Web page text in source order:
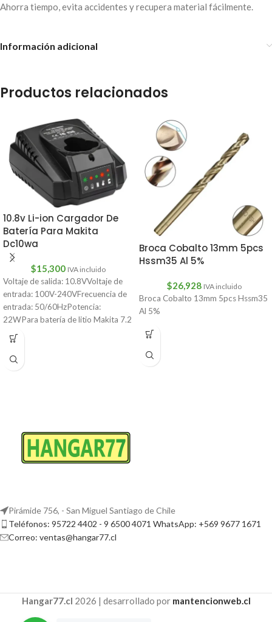
Ahorra tiempo, evita accidentes y recupera material fácilmente.
Información adicional
Productos relacionados
10.8v Li-ion Cargador De
Batería Para Makita
Dc10wa
$15,300 IVA incluido
Voltaje de salida: 10.8VVoltaje de
entrada: 100V-240VFrecuencia de
entrada: 50/60HzPotencia:
22WPara batería de litio Makita 7.2
V/10.8VCantidad: 1 ud.
Broca Cobalto 13mm 5pcs
Hssm35 Al 5%
$26,928 IVA incluido
Broca Cobalto 13mm 5pcs Hssm35
Al 5%
Pirámide 756, - San Miguel Santiago de Chile
Teléfonos: 95722 4402 - 9 6500 4071 WhatsApp: +569 9677 1671
Correo: ventas@hangar77.cl
Hangar77.cl 2026 | desarrollado por mantencionweb.cl